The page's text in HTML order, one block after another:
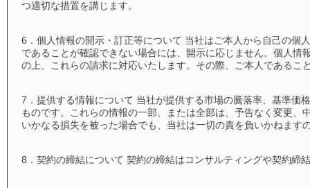
つ適切な措置を講じます。
6．個人情報の開示・訂正等について 当社はご本人から自己の個
であることが確認できない場合には、開示に応じません。個人
の上、これらの請求に対応いたします。その際、ご本人であるこ
7．提供する情報について 当社が提供する市場の騰落率、基準価
ものです。これらの情報の一部、または全部は、予告なく変更
いかなる損失を被った場合でも、当社は一切の責を負いかねます
8．契約の締結について 契約の締結はコンサルティングや契約締